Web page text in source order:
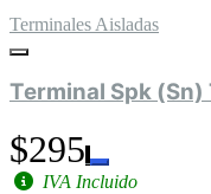
Terminales Aisladas
Terminal Spk
$295
IVA Incluido